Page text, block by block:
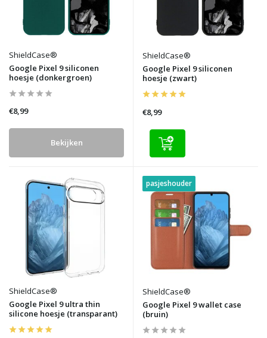
ShieldCase®
Google Pixel 9 siliconen
hoesje (donkergroen)
€8,99
Bekijken
ShieldCase®
Google Pixel 9 siliconen
hoesje (zwart)
€8,99
ShieldCase®
Google Pixel 9 ultra thin
silicone hoesje (transparant)
pasjeshouder
ShieldCase®
Google Pixel 9 wallet case
(bruin)